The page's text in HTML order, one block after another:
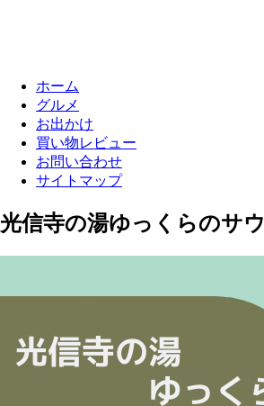
ホーム
グルメ
お出かけ
買い物レビュー
お問い合わせ
サイトマップ
光信寺の湯ゆっくらのサ